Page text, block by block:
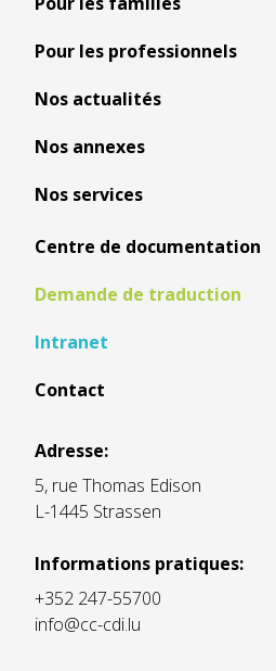
Pour les professionnels
Nos actualités
Nos annexes
Nos services
Centre de documentation
Demande de traduction
Intranet
Contact
Adresse:
5, rue Thomas Edison
L-1445 Strassen
Informations pratiques:
+352 247-55700
info@cc-cdi.lu